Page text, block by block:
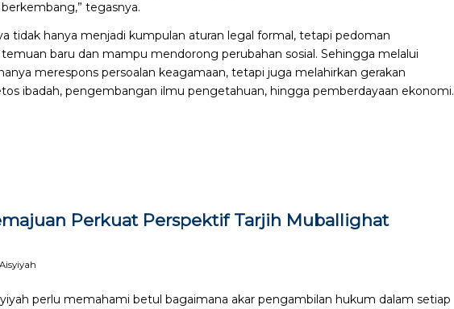
tegasnya.
tidak hanya menjadi kumpulan aturan legal formal, tetapi pedoman
baru dan mampu mendorong perubahan sosial. Sehingga melalui
merespons persoalan keagamaan, tetapi juga melahirkan gerakan
ibadah, pengembangan ilmu pengetahuan, hingga pemberdayaan ekonomi.
Perkuat Perspektif Tarjih Muballighat
perlu memahami betul bagaimana akar pengambilan hukum dalam setiap